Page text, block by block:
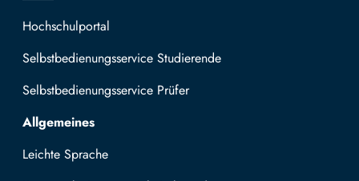
Hochschulportal
Selbstbedienungsservice Studierende
Selbstbedienungsservice Prüfer
Allgemeines
Leichte Sprache